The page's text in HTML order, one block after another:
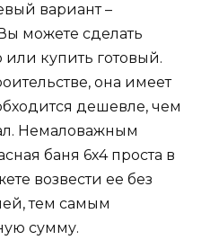
вариант –
можете сделать
или купить готовый.
она имеет
дешевле, чем
Немаловажным
баня 6х4 проста в
возвести ее без
тем самым
сумму.